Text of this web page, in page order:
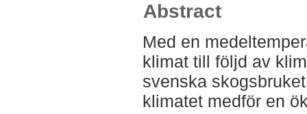
Abstract
Med en
klimat till följd av
svenska
klimatet medför en